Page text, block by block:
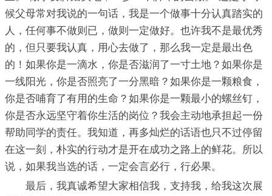
候父母常对我说的一句话，我是一个做事十分认真踏实的
人，任何事不做则已，做则一定做好。也许我不是最优秀
的，但只要我认真，用心去做了，那么我一定是最出色
的！如果你是一滴水，你是否滋润了一寸土地？如果你是
一线阳光，你是否照亮了一分黑暗？如果你是一颗粮食，
你是否哺育了有用的生命？如果你是一颗最小的螺丝钉，
你是否永远坚守着你生活的岗位？我会主动地承担起一份
帮助同学的责任。我知道，再多灿烂的话语也只不过停留
在这一刻，朴实的行动才是开在成功之路上的鲜花。所以
说，如果我当选的话，一定会言必行，行必果。
最后，我真诚希望大家相信我，支持我，给我这次展